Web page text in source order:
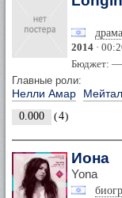
драма
2014 ·
Бюджет:
Главные роли:
Нелли Амар
0.000 (4)
Йона
Yona